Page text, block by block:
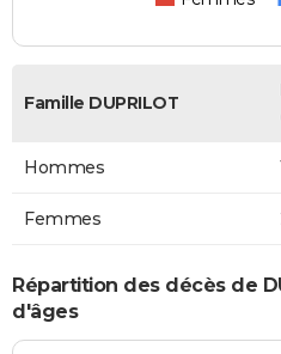
Famille DUPRILOT
Hommes
Femmes
Répartition des décès de
d'âges